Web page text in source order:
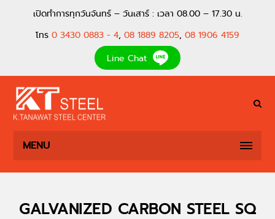
เปิดทำการทุกวันจันทร์ – วันเสาร์ : เวลา 08.00 – 17.30 น.
โทร 0 3430 0883 - 4, 08 1889 8205, 08 1906 4159
Line Chat
MENU
GALVANIZED CARBON STEEL SQ